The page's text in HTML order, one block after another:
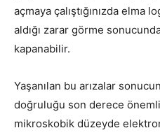
açmaya çalıştığınızda elma
aldığı zarar görme
kapanabilir.
Yaşanılan bu arızalar
doğruluğu son derece
mikroskobik düzeyde